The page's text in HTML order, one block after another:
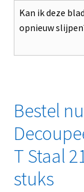
Kan ik deze
opnieuw
Bestel
T Staal
stuks